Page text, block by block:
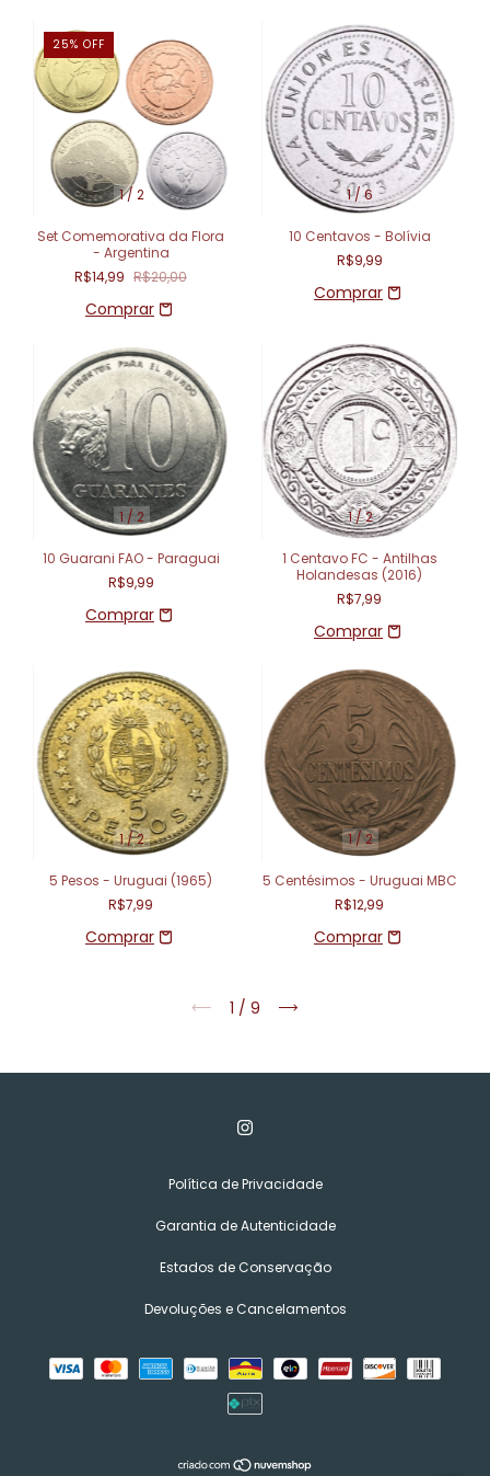
1/ 2
25% OFF
Set Comemorativa da Flora
- Argentina
R$14,99 R$20,00
1/6
10 Centavos - Bolívia
R$9,99
1 / 2
10 Guarani FAO - Paraguai
R$9,99
1/2
1 Centavo FC - Antilhas
Holandesas (2016)
R$7,99
1/2
5 Pesos - Uruguai (1965)
R$7,99
1/2
5 Centésimos - Uruguai MBC
R$12,99
1 / 9
Política de Privacidade
Garantia de Autenticidade
Estados de Conservação
Devoluções e Cancelamentos